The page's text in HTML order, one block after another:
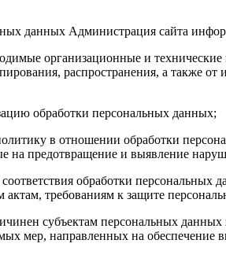
данных Администрация сайта
организационные и
распространения, а также
обработки персональных данных;
в отношении обработки
предотвращение и выявление
соответствия обработки
требованиям к защите
субъектам персональных
мер, направленных на